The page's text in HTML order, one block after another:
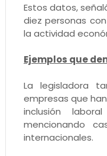
Estos datos,
diez personas
la actividad
Ejemplos que
La legisladora
empresas que
inclusión
mencionando
internacionales.